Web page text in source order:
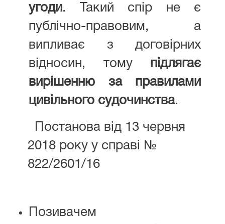
угоди. Такий спір не є
публічно-правовим, а
випливає з договірних
відносин, тому підлягає
вирішенню за правилами
цивільного судочинства.
Постанова від 13 червня
2018 року у справі №
822/2601/16
Позивачем